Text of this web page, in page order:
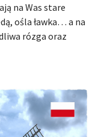
na Was stare
ośla ławka… a na
rózga oraz